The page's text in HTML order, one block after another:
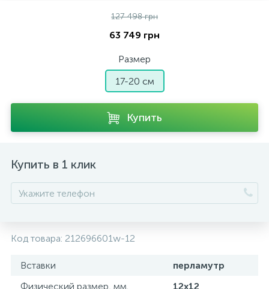
127 498 грн
63 749 грн
Размер
17-20 см
Купить
Купить в 1 клик
Код товара: 212696601w-12
Вставки
перламутр
Физический размер, мм.
12x12